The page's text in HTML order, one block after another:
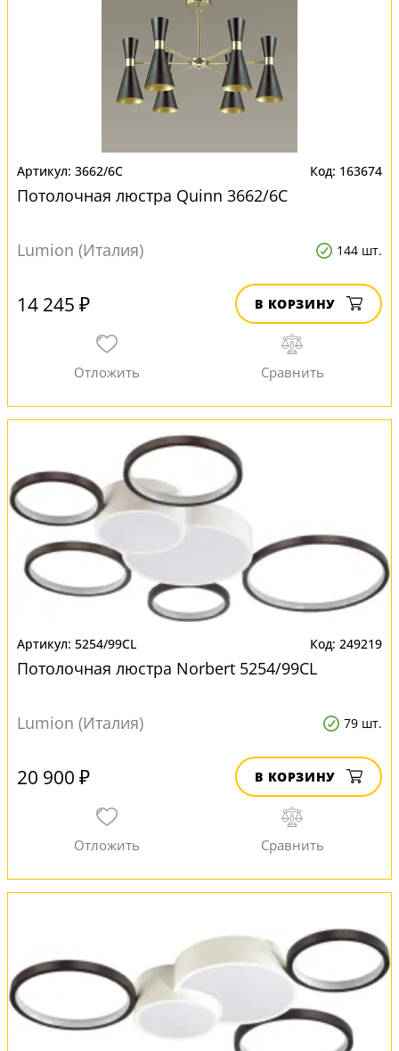
3662/6C 163674
Потолочная люстра Quinn 3662/6C
Lumion (Италия) 144 шт.
14 245 ₽ В КОРЗИНУ
5254/99CL 249219
Потолочная люстра Norbert 5254/99CL
Lumion (Италия) 79 шт.
20 900 ₽ В КОРЗИНУ